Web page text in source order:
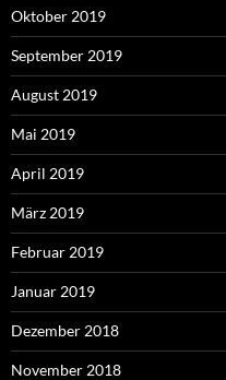
Oktober 2019
September 2019
August 2019
Mai 2019
April 2019
März 2019
Februar 2019
Januar 2019
Dezember 2018
November 2018